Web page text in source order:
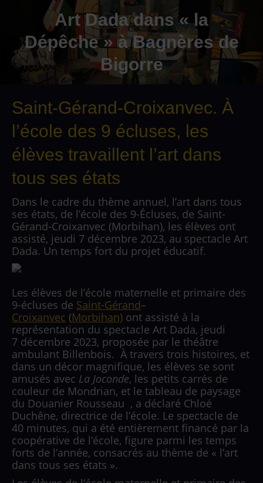
Art Dada dans « la
Dépêche » à Bagnères de
Bigorre
Saint-Gérand-Croixanvec. À
l’école des 9 écluses, les
élèves travaillent l’art dans
tous ses états
Dans le cadre du thème annuel, l’art dans tous
ses états, de l’école des 9-Écluses, de Saint-
Gérand-Croixanvec (Morbihan), les élèves ont
assisté, jeudi 7 décembre 2023, au spectacle Art
Dada. Un temps fort du projet éducatif.
Les élèves de l’école maternelle et primaire des
9-écluses de Saint-Gérand–
Croixanvec (Morbihan) ont assisté à la
représentation du spectacle Art Dada, jeudi
7 décembre 2023, proposée par le théâtre
ambulant Billenbois. À travers trois histoires, et
dans un décor magnifique, les élèves se sont
amusés avec La Joconde, les petits carrés de
couleur de Mondrian, et le tableau de paysage
du Douanier Rousseau , a déclaré Chloé
Duchêne, directrice de l’école. Le spectacle de
40 minutes, qui a été entièrement financé par la
coopérative de l’école, figure parmi les temps
forts de l’année, consacrés au thème de « l’art
dans tous ses états ».